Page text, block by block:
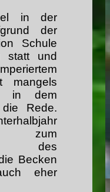
in der
der
Schule
statt und
mangels
in dem
Rede.
zum
des
Becken
eher